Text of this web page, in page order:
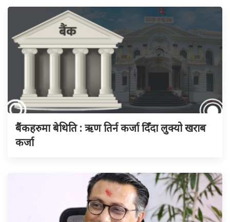
बैंकहरुमा बेथिति : ऋण तिर्न कर्जा दिँदा लुक्यो खराब
कर्जा